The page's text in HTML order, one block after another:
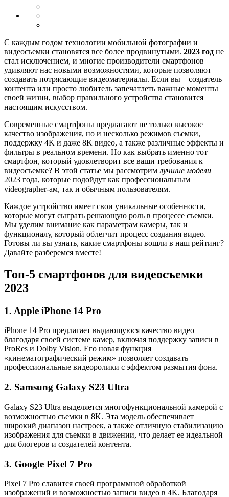
С каждым годом технологии мобильной фотографии и
видеосъемки становятся все более продвинутыми. 2023 год не
стал исключением, и многие производители смартфонов
удивляют нас новыми возможностями, которые позволяют
создавать потрясающие видеоматериалы. Если вы – создатель
контента или просто любитель запечатлеть важные моменты
своей жизни, выбор правильного устройства становится
настоящим искусством.
Современные смартфоны предлагают не только высокое
качество изображения, но и несколько режимов съемки,
поддержку 4K и даже 8K видео, а также различные эффекты и
фильтры в реальном времени. Но как выбрать именно тот
смартфон, который удовлетворит все ваши требования к
видеосъемке? В этой статье мы рассмотрим лучшие модели
2023 года, которые подойдут как профессиональным
videographer-ам, так и обычным пользователям.
Каждое устройство имеет свои уникальные особенности,
которые могут сыграть решающую роль в процессе съемки.
Мы уделим внимание как параметрам камеры, так и
функционалу, который облегчит процесс создания видео.
Готовы ли вы узнать, какие смартфоны вошли в наш рейтинг?
Давайте разберемся вместе!
Топ-5 смартфонов для видеосъемки
2023
1. Apple iPhone 14 Pro
iPhone 14 Pro предлагает выдающуюся качество видео
благодаря своей системе камер, включая поддержку записи в
ProRes и Dolby Vision. Его новая функция
«кинематографический режим» позволяет создавать
профессиональные видеоролики с эффектом размытия фона.
2. Samsung Galaxy S23 Ultra
Galaxy S23 Ultra выделяется многофункциональной камерой с
возможностью съемки в 8K. Эта модель обеспечивает
широкий диапазон настроек, а также отличную стабилизацию
изображения для съемки в движении, что делает ее идеальной
для блогеров и создателей контента.
3. Google Pixel 7 Pro
Pixel 7 Pro славится своей программной обработкой
изображений и возможностью записи видео в 4K. Благодаря